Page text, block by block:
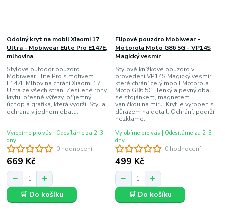
0 hodnocení
Odolný kryt na mobil Xiaomi 17
Ultra - Mobiwear Elite Pro E147E,
mlhovina
Stylové outdoor pouzdro
Mobiwear Elite Pro s motivem
E147E Mlhovina chrání Xiaomi 17
Ultra ze všech stran. Zesílené rohy
krytu, přesné výřezy, příjemný
úchop a grafika, která vydrží. Styl a
ochrana v jednom obalu.
669 Kč
Vyrobíme pro vás | Odesíláme za 2-3
dny
🛒 Do košíku
0 hodnocení
Flipové pouzdro Mobiwear -
Motorola Moto G86 5G - VP14S
Magický vesmír
Stylové knížkové pouzdro v
provedení VP14S Magický vesmír,
které chrání celý mobil Motorola
Moto G86 5G. Tenký a pevný obal
se stojánkem, magnetem i
vaničkou na míru. Kryt je vyroben s
důrazem na detail. Ochrání, podrží,
nezklame.
499 Kč
Vyrobíme pro vás | Odesíláme za 2-3
dny
🛒 Do košíku